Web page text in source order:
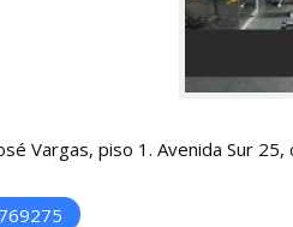
Vargas, piso 1. Avenida Sur